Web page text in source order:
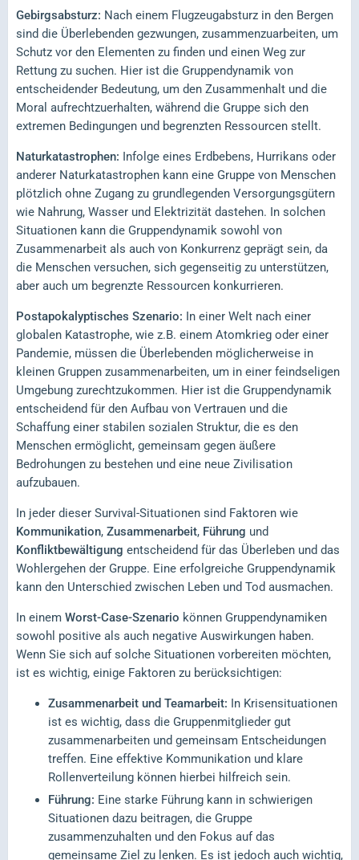
Gebirgsabsturz: Nach einem Flugzeugabsturz in den Bergen
sind die Überlebenden gezwungen, zusammenzuarbeiten, um
Schutz vor den Elementen zu finden und einen Weg zur
Rettung zu suchen. Hier ist die Gruppendynamik von
entscheidender Bedeutung, um den Zusammenhalt und die
Moral aufrechtzuerhalten, während die Gruppe sich den
extremen Bedingungen und begrenzten Ressourcen stellt.
Naturkatastrophen: Infolge eines Erdbebens, Hurrikans oder
anderer Naturkatastrophen kann eine Gruppe von Menschen
plötzlich ohne Zugang zu grundlegenden Versorgungsgütern
wie Nahrung, Wasser und Elektrizität dastehen. In solchen
Situationen kann die Gruppendynamik sowohl von
Zusammenarbeit als auch von Konkurrenz geprägt sein, da
die Menschen versuchen, sich gegenseitig zu unterstützen,
aber auch um begrenzte Ressourcen konkurrieren.
Postapokalyptisches Szenario: In einer Welt nach einer
globalen Katastrophe, wie z.B. einem Atomkrieg oder einer
Pandemie, müssen die Überlebenden möglicherweise in
kleinen Gruppen zusammenarbeiten, um in einer feindseligen
Umgebung zurechtzukommen. Hier ist die Gruppendynamik
entscheidend für den Aufbau von Vertrauen und die
Schaffung einer stabilen sozialen Struktur, die es den
Menschen ermöglicht, gemeinsam gegen äußere
Bedrohungen zu bestehen und eine neue Zivilisation
aufzubauen.
In jeder dieser Survival-Situationen sind Faktoren wie
Kommunikation, Zusammenarbeit, Führung und
Konfliktbewältigung entscheidend für das Überleben und das
Wohlergehen der Gruppe. Eine erfolgreiche Gruppendynamik
kann den Unterschied zwischen Leben und Tod ausmachen.
In einem Worst-Case-Szenario können Gruppendynamiken
sowohl positive als auch negative Auswirkungen haben.
Wenn Sie sich auf solche Situationen vorbereiten möchten,
ist es wichtig, einige Faktoren zu berücksichtigen:
Zusammenarbeit und Teamarbeit: In Krisensituationen
ist es wichtig, dass die Gruppenmitglieder gut
zusammenarbeiten und gemeinsam Entscheidungen
treffen. Eine effektive Kommunikation und klare
Rollenverteilung können hierbei hilfreich sein.
Führung: Eine starke Führung kann in schwierigen
Situationen dazu beitragen, die Gruppe
zusammenzuhalten und den Fokus auf das
gemeinsame Ziel zu lenken. Es ist jedoch auch wichtig,